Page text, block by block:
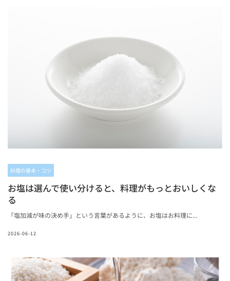
料理の基本・コツ
お塩は選んで使い分けると、料理がもっとおいしくな
る
「塩加減が味の決め手」という言葉があるように、お塩はお料理に...
2026-06-12